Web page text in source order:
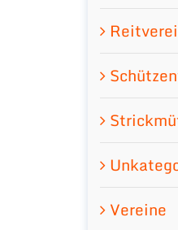
Vereine